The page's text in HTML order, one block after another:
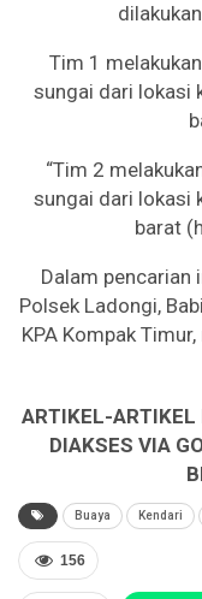
Tim 1
sungai dari lokasi
“Tim 2
sungai dari lokasi
barat
Dalam pencarian
Polsek Ladongi,
KPA Kompak
ARTIKEL-ARTIKEL
DIAKSES VIA
Buaya Kendari
156